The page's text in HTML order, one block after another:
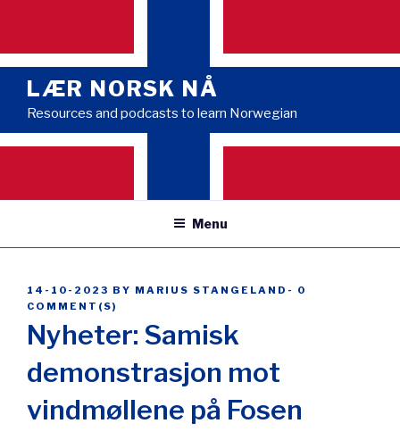
content
LÆR NORSK NÅ
Resources and podcasts to learn Norwegian
Menu
POSTED
ON
14-10-2023 BY MARIUS STANGELAND - 0
COMMENT(S)
Nyheter: Samisk
demonstrasjon mot
vindmøllene på Fosen